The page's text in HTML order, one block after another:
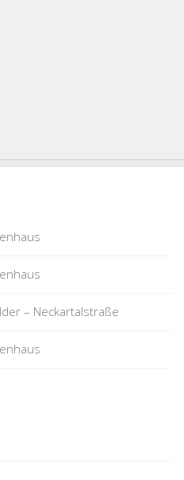
– Neckartalstraße